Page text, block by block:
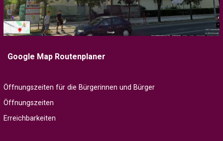
Google Map Routenplaner
Öffnungszeiten für die Bürgerinnen und Bürger
Öffnungszeiten
Erreichbarkeiten